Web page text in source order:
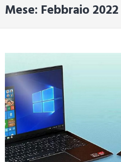
Mese: Febbraio 2022